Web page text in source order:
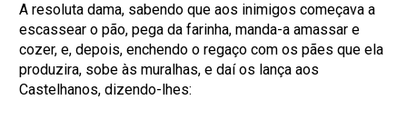
A resoluta dama, sabendo que aos inimigos começava a
escassear o pão, pega da farinha, manda-a amassar e
cozer, e, depois, enchendo o regaço com os pães que ela
produzira, sobe às muralhas, e daí os lança aos
Castelhanos, dizendo-lhes: